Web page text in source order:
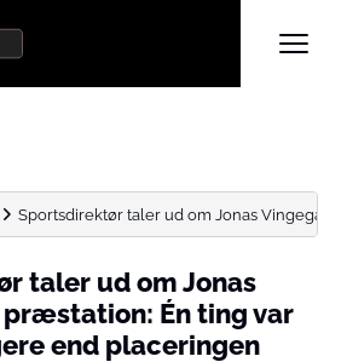
Sportsdirektør taler ud om Jonas
taler ud om Jonas
Én ting var
end placeringen